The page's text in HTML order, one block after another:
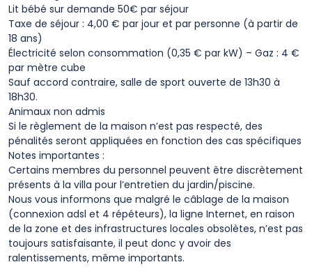
Lit bébé sur demande 50€ par séjour
Taxe de séjour : 4,00 € par jour et par personne (à partir de
18 ans)
Électricité selon consommation (0,35 € par kW) – Gaz : 4 €
par mètre cube
Sauf accord contraire, salle de sport ouverte de 13h30 à
18h30.
Animaux non admis
Si le règlement de la maison n’est pas respecté, des
pénalités seront appliquées en fonction des cas spécifiques
Notes importantes :
Certains membres du personnel peuvent être discrètement
présents à la villa pour l’entretien du jardin/piscine.
Nous vous informons que malgré le câblage de la maison
(connexion adsl et 4 répéteurs), la ligne Internet, en raison
de la zone et des infrastructures locales obsolètes, n’est pas
toujours satisfaisante, il peut donc y avoir des
ralentissements, même importants.